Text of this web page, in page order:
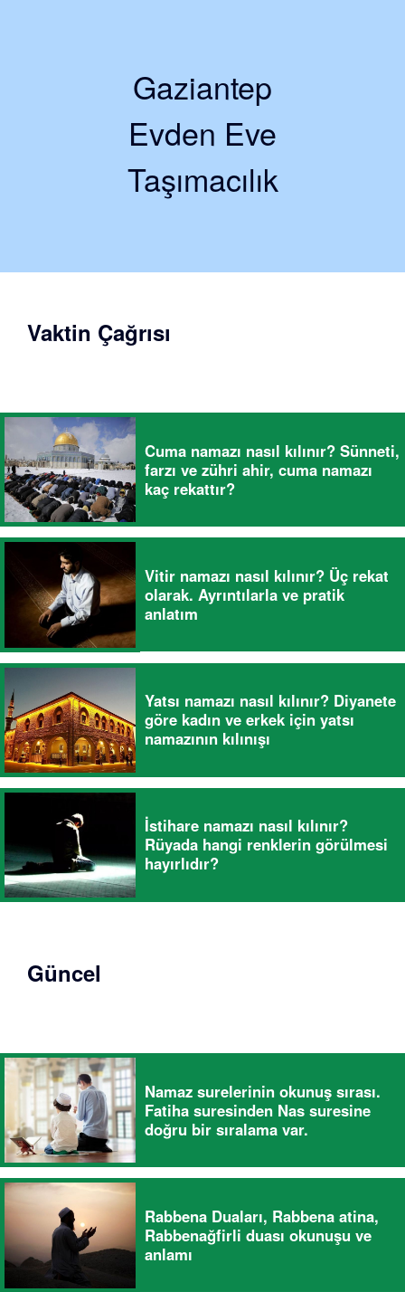
Gaziantep
Evden Eve
Taşımacılık
Vaktin Çağrısı
Cuma namazı nasıl kılınır? Sünneti,
farzı ve zühri ahir, cuma namazı
kaç rekattır?
Vitir namazı nasıl kılınır? Üç rekat
olarak. Ayrıntılarla ve pratik
anlatım
Yatsı namazı nasıl kılınır? Diyanete
göre kadın ve erkek için yatsı
namazının kılınışı
İstihare namazı nasıl kılınır?
Rüyada hangi renklerin görülmesi
hayırlıdır?
Güncel
Namaz surelerinin okunuş sırası.
Fatiha suresinden Nas suresine
doğru bir sıralama var.
Rabbena Duaları, Rabbena atina,
Rabbenağfirli duası okunuşu ve
anlamı